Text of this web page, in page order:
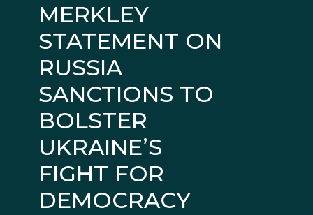
MERKLEY
STATEMENT ON
RUSSIA
SANCTIONS TO
BOLSTER
UKRAINE’S
FIGHT FOR
DEMOCRACY